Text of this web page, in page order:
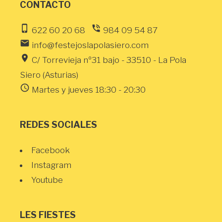
CONTACTO
phone_iphone 622 60 20 68 phone_in_talk 984 09 54 87
email info@festejoslapolasiero.com
location_on C/ Torrevieja nº31 bajo - 33510 - La Pola
Siero (Asturias)
schedule Martes y jueves 18:30 - 20:30
REDES SOCIALES
Facebook
Instagram
Youtube
LES FIESTES